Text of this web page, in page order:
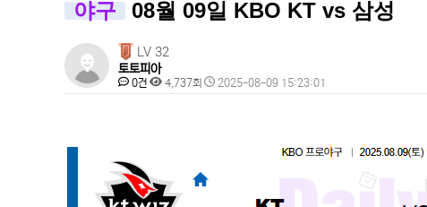
야구 08월 09일 KBO KT vs 삼성
페
이
지
LV 32
토토피아
댓
글
0건 조
회
4,737회 작
성
2025-08-09 15:23:01